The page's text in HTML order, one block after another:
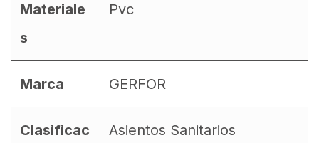
Materiale
s
Pvc
Marca GERFOR
Clasificac
Asientos Sanitarios